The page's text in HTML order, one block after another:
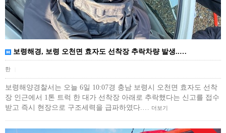
보령해경, 보령 오천면 효자도 선착장 추락차량 발생..…
한
보령해양경찰서는 오늘 6일 10:07경 충남 보령시 오천면 효자도 선착
장 인근에서 1톤 트럭 한 대가 선착장 아래로 추락했다는 신고를 접수
받고 즉시 현장으로 구조세력을 급파하였다.… 더보기